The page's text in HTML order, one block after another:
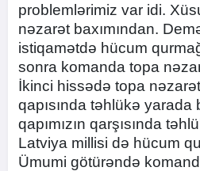
problemlərimiz var idi.
nəzarət baxımından.
istiqamətdə hücum
sonra komanda topa
İkinci hissədə topa
qapısında təhlükə yarada
qapımızın qarşısında
Latviya millisi də hücum
Ümumi götürəndə